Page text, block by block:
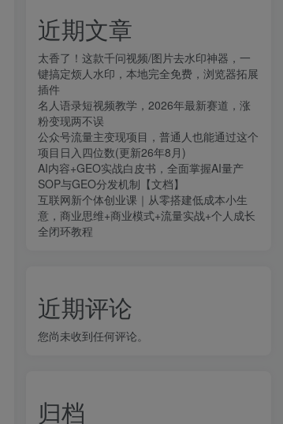
近期文章
太香了！这款千问视频/图片去水印神器，一
键搞定烦人水印，本地完全免费，浏览器拓展
插件
名人语录短视频教学，2026年最新赛道，涨
粉变现两不误
公众号流量主变现项目，普通人也能通过这个
项目日入四位数(更新26年8月)
AI内容+GEO实战白皮书，全面掌握AI量产
SOP与GEO分发机制【文档】
互联网新个体创业课｜从零搭建低成本小生
意，商业思维+商业模式+流量实战+个人成长
全闭环教程
近期评论
您尚未收到任何评论。
归档